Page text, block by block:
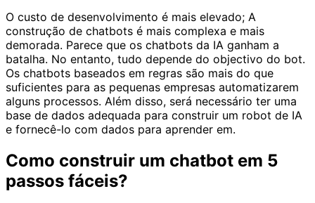
O custo de desenvolvimento é mais elevado; A
construção de chatbots é mais complexa e mais
demorada. Parece que os chatbots da IA ganham a
batalha. No entanto, tudo depende do objectivo do bot.
Os chatbots baseados em regras são mais do que
suficientes para as pequenas empresas automatizarem
alguns processos. Além disso, será necessário ter uma
base de dados adequada para construir um robot de IA
e fornecê-lo com dados para aprender em.
Como construir um chatbot em 5
passos fáceis?